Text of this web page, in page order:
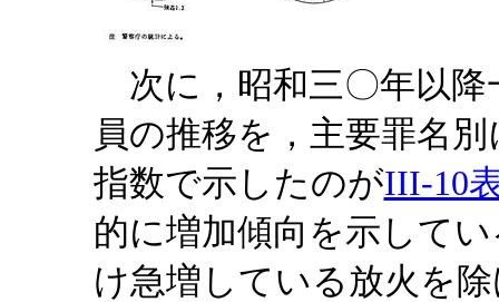
次に，昭和三〇年以降
員の推移を，主要罪名
指数で示したのがIII-10
的に増加傾向を示して
け急増している放火を